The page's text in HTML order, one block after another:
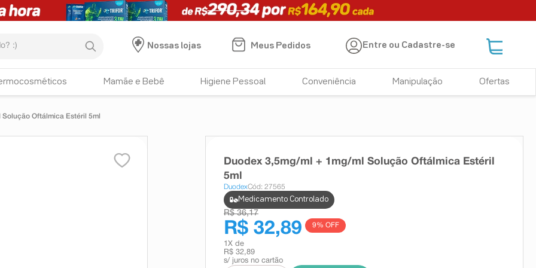
Nossas lojas
Meus Pedidos Entre ou Cadastre-se
Mamãe e Bebê Higiene Pessoal Conveniência Manipulação Ofertas
Solução Oftálmica Estéril 5ml
Duodex 3,5mg/ml + 1mg/ml Solução Oftálmica Estéril
5ml
DuodexCód: 27565
Medicamento Controlado
R$ 36,17
R$ 32,89 9% OFF
1 X de
R$ 32,89
s/ juros no cartão